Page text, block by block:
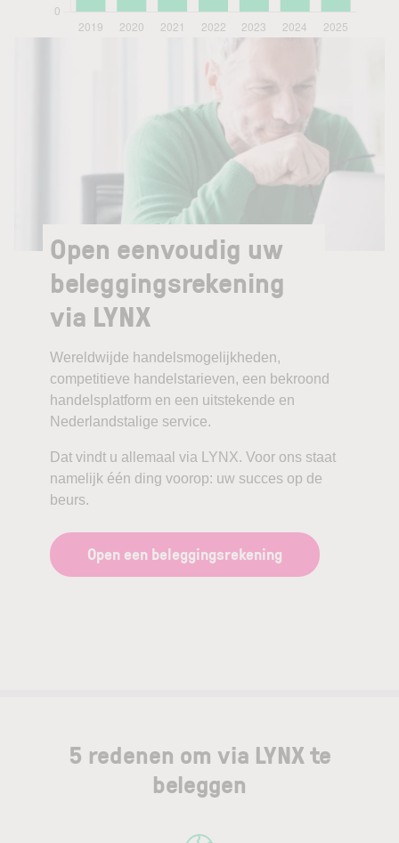
Open eenvoudig uw
beleggingsrekening
via LYNX
Wereldwijde handelsmogelijkheden,
competitieve handelstarieven, een bekroond
handelsplatform en een uitstekende en
Nederlandstalige service.
Dat vindt u allemaal via LYNX. Voor ons staat
namelijk één ding voorop: uw succes op de
beurs.
Open een beleggingsrekening
5 redenen om via LYNX te
beleggen